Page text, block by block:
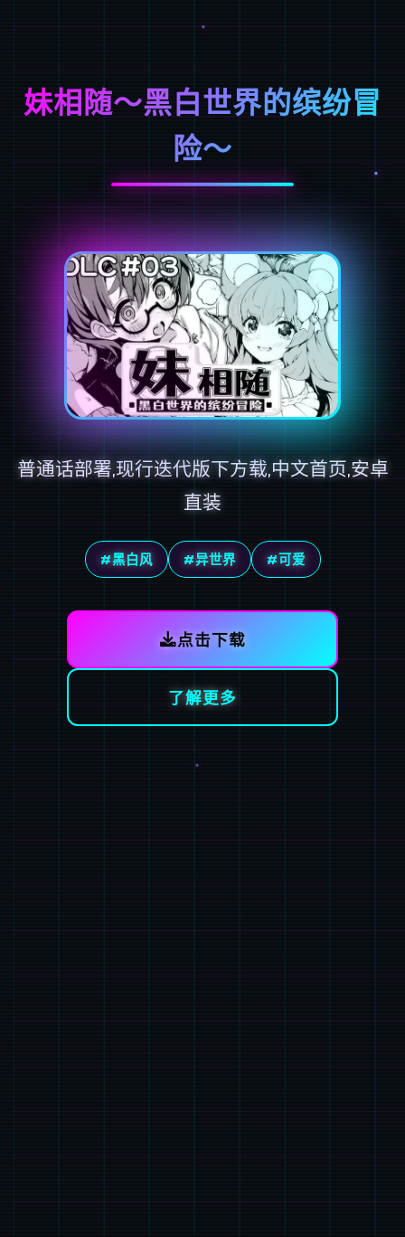
妹相随～黑白世界的缤纷冒
险～
普通话部署,现行迭代版下方载,中文首页,安卓
直装
#黑白风 #异世界 #可爱
点击下载
了解更多